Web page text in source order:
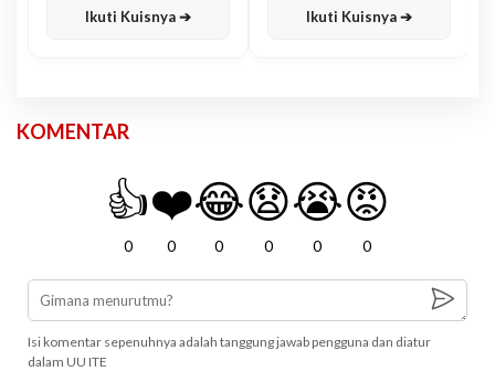
Ikuti Kuisnya ➔ Ikuti Kuisnya ➔
KOMENTAR
👍
0
❤️
0
😂
0
😧
0
😭
0
😡
0
Isi komentar sepenuhnya adalah tanggung jawab pengguna dan diatur
dalam UU ITE